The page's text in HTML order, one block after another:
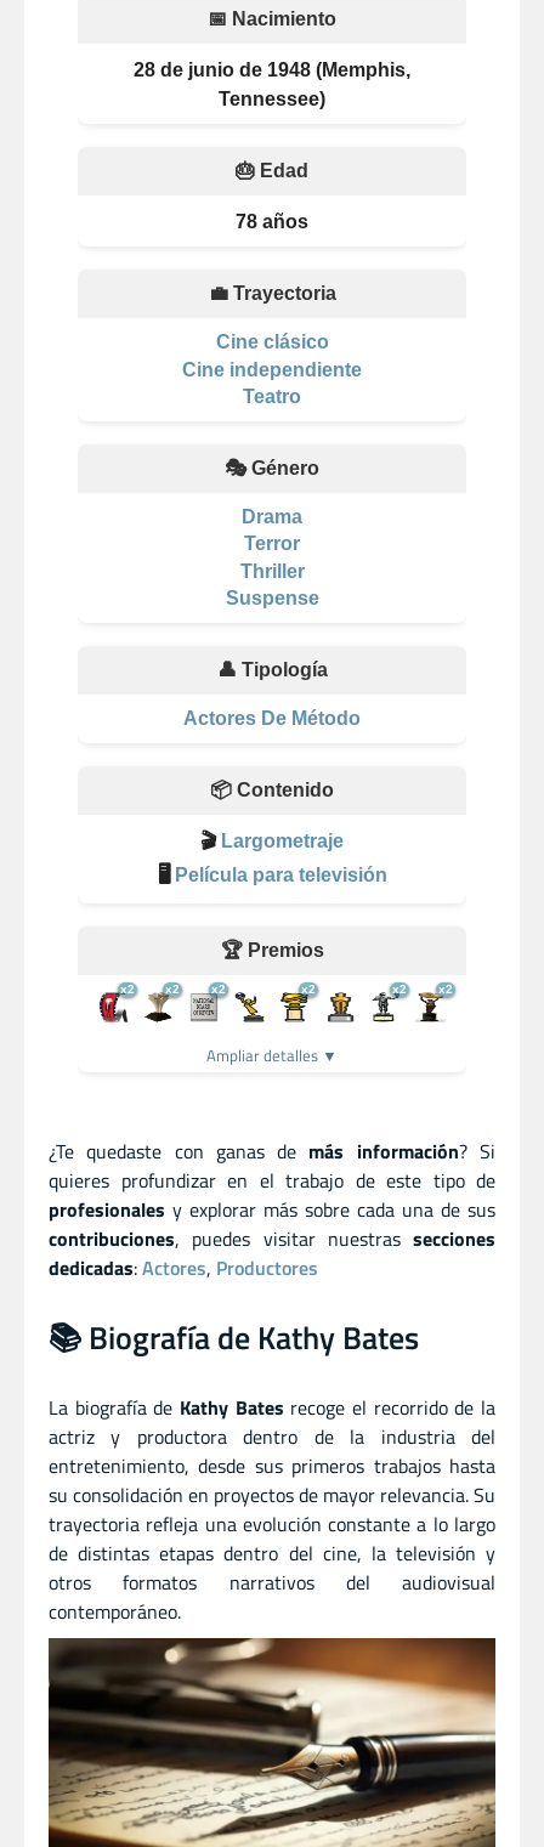
📅 Nacimiento
28 de junio de 1948 (Memphis,
Tennessee)
🎂 Edad
78 años
💼 Trayectoria
Cine clásico
Cine independiente
Teatro
🎭 Género
Drama
Terror
Thriller
Suspense
👤 Tipología
Actores De Método
📦 Contenido
🎬 Largometraje
🖥️ Película para televisión
🏆 Premios
x2 x2 x2 x2 x2 x2
Ampliar detalles ▼
¿Te quedaste con ganas de más información? Si
quieres profundizar en el trabajo de este tipo de
profesionales y explorar más sobre cada una de sus
contribuciones, puedes visitar nuestras secciones
dedicadas:Actores, Productores
📚 Biografía de Kathy Bates
La biografía de Kathy Bates recoge el recorrido de la
actriz y productora dentro de la industria del
entretenimiento, desde sus primeros trabajos hasta
su consolidación en proyectos de mayor relevancia. Su
trayectoria refleja una evolución constante a lo largo
de distintas etapas dentro del cine, la televisión y
otros formatos narrativos del audiovisual
contemporáneo.